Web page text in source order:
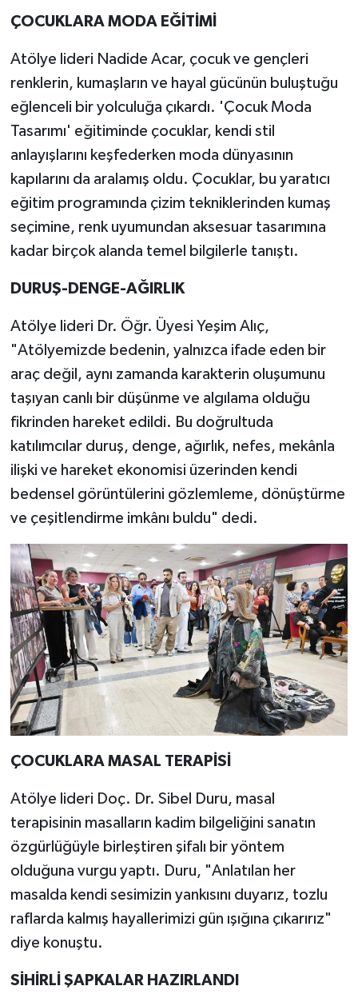
ÇOCUKLARA MODA EĞİTİMİ
Atölye lideri Nadide Acar, çocuk ve gençleri
renklerin, kumaşların ve hayal gücünün buluştuğu
eğlenceli bir yolculuğa çıkardı. 'Çocuk Moda
Tasarımı' eğitiminde çocuklar, kendi stil
anlayışlarını keşfederken moda dünyasının
kapılarını da aralamış oldu. Çocuklar, bu yaratıcı
eğitim programında çizim tekniklerinden kumaş
seçimine, renk uyumundan aksesuar tasarımına
kadar birçok alanda temel bilgilerle tanıştı.
DURUŞ-DENGE-AĞIRLIK
Atölye lideri Dr. Öğr. Üyesi Yeşim Alıç,
"Atölyemizde bedenin, yalnızca ifade eden bir
araç değil, aynı zamanda karakterin oluşumunu
taşıyan canlı bir düşünme ve algılama olduğu
fikrinden hareket edildi. Bu doğrultuda
katılımcılar duruş, denge, ağırlık, nefes, mekânla
ilişki ve hareket ekonomisi üzerinden kendi
bedensel görüntülerini gözlemleme, dönüştürme
ve çeşitlendirme imkânı buldu" dedi.
ÇOCUKLARA MASAL TERAPİSİ
Atölye lideri Doç. Dr. Sibel Duru, masal
terapisinin masalların kadim bilgeliğini sanatın
özgürlüğüyle birleştiren şifalı bir yöntem
olduğuna vurgu yaptı. Duru, "Anlatılan her
masalda kendi sesimizin yankısını duyarız, tozlu
raflarda kalmış hayallerimizi gün ışığına çıkarırız"
diye konuştu.
SİHİRLİ ŞAPKALAR HAZIRLANDI